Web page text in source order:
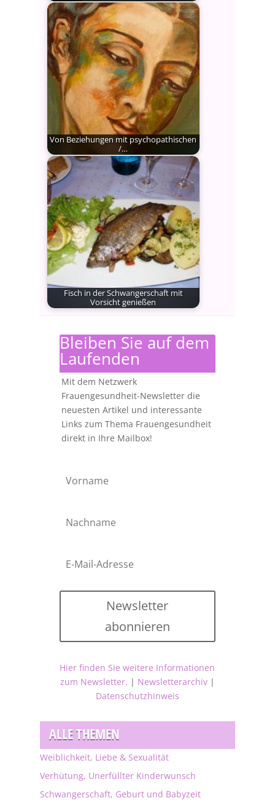
Chemikaliensensible Menschen gibt
es auf der ganzen Welt, zu
Millionen,…
Von Beziehungen mit psychopathischen
/…
Narzisstische Partner verführen
durch ein auffallend
charismatisches Verhalten. Doch
eine…
Fisch in der Schwangerschaft mit
Vorsicht genießen
Bleiben Sie auf dem
Laufenden
Mit dem Netzwerk
Frauengesundheit-Newsletter die
neuesten Artikel und interessante
Links zum Thema Frauengesundheit
direkt in Ihre Mailbox!
Newsletter
abonnieren
Hier finden Sie weitere Informationen
zum Newsletter. | Newsletterarchiv|
Datenschutzhinweis
ALLE THEMEN
Weiblichkeit, Liebe & Sexualität
Verhütung, Unerfüllter Kinderwunsch
Schwangerschaft, Geburt und Babyzeit